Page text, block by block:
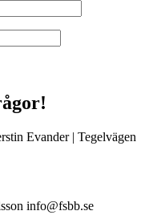
Evander | Tegelvägen
info@fsbb.se